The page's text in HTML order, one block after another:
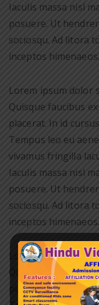
Iaculis massa nisl
posuere. Ut
sociosqu. Ad litora
inceptos himenaeos.
Lorem ipsum dolor
Quisque faucibus
placerat. In id
Tempus leo eu
vivamus fringilla
Iaculis massa nisl
posuere. Ut
sociosqu. Ad litora
inceptos himenaeos.
Lorem ipsum dolor
Quisque faucibus
placerat. In id